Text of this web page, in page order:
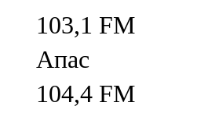
103,1 FM
Апас
104,4 FM